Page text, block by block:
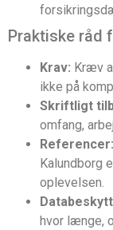
Praktiske råd
Krav: Kræv
ikke på
Skriftligt
omfang,
Referencer:
Kalundborg
oplevelsen.
hvor længe,